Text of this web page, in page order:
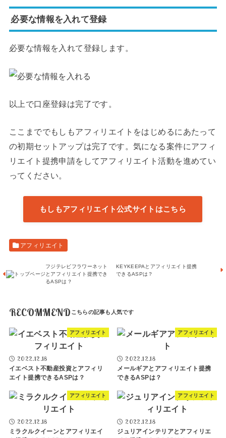
必要な情報を入れて登録
必要な情報を入れて登録します。
以上で口座登録は完了です。
ここまででもしもアフィリエイトをはじめるにあたって
の初期セットアップは完了です。気になる案件にアフィ
リエイト提携申請をしてアフィリエイト活動を進めてい
ってください。
もしもアフィリエイト公式サイトはこちら
アフィリエイト
フジテレビフラワーネット
とアフィリエイト提携でき
るASPは？
KEYKEEPAとアフィリエイト提携
できるASPは？
RECOMMEND
アフィリエイト
2022.12.18
イエベスト不動産投資とアフィリ
エイト提携できるASPは？
アフィリエイト
2022.12.18
メールギアとアフィリエイト提携
できるASPは？
アフィリエイト
2022.12.18
ミラクルクイーンとアフィリエイ
アフィリエイト
2022.12.18
ジュリアインテリアとアフィリエ